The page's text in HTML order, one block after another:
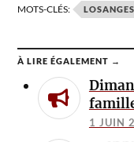
MOTS-CLÉS: LOSANGES
À LIRE ÉGALEMENT →
1 JUIN